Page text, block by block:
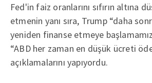
Fed'in faiz oranlarını sıfırın altına
etmenin yanı sıra, Trump “daha
yeniden finanse etmeye
“ABD her zaman en düşük ücreti
açıklamalarını yapıyordu.